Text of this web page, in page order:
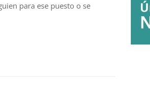
para ese puesto o se